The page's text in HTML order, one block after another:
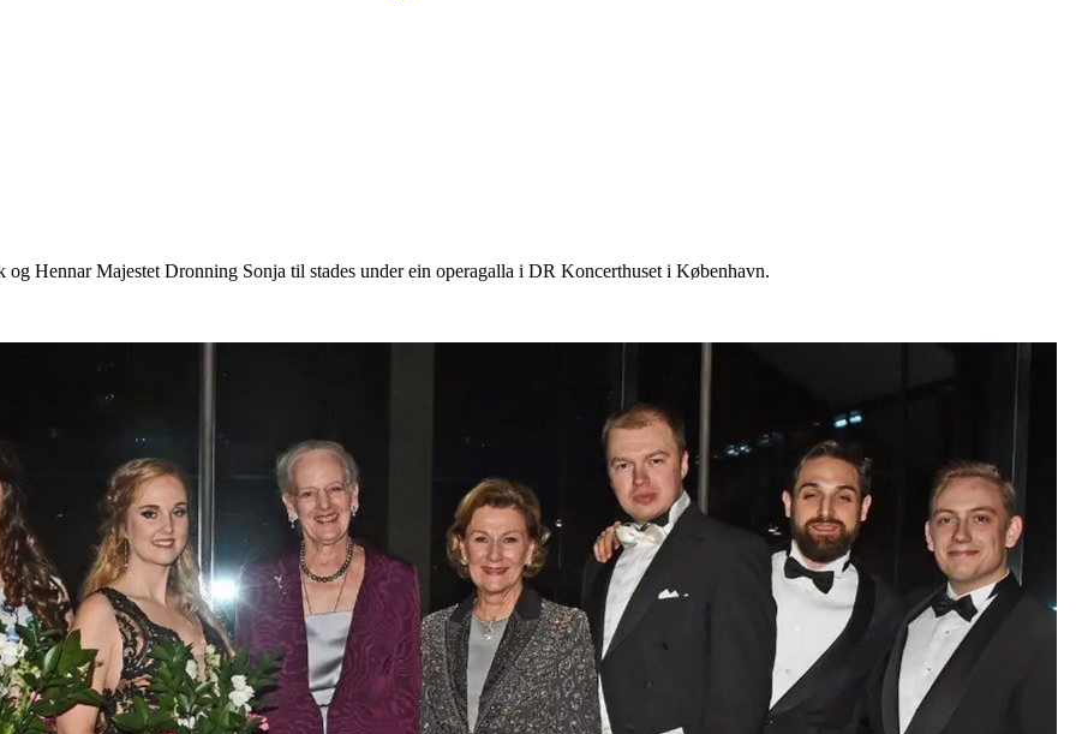
Hennar Majestet Dronning Sonja til stades under ein operagalla i DR Koncerthuset i København.